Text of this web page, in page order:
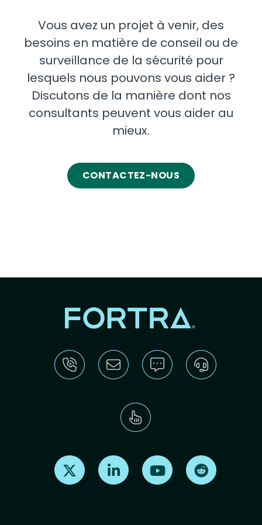
Vous avez un projet à venir, des
besoins en matière de conseil ou de
surveillance de la sécurité pour
lesquels nous pouvons vous aider ?
Discutons de la manière dont nos
consultants peuvent vous aider au
mieux.
CONTACTEZ-NOUS
Find us on X Find us on LinkedInFind us on Youtube